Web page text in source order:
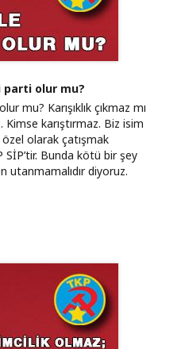
parti olur mu?
mu? Karışıklık çıkmaz mı
karıştırmaz. Biz isim
olarak çatışmak
Bunda kötü bir şey
utanmamalıdır diyoruz.